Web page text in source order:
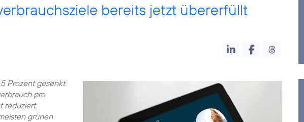
bereits jetzt übererfüllt
Prozent gesenkt.
pro
reduziert.
grünen